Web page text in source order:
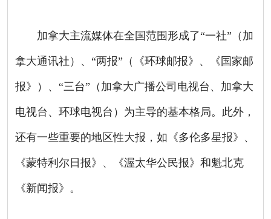
加拿大主流媒体在全国范围形成了“一社”（加
拿大通讯社）、“两报”（《环球邮报》、《国家邮
报》）、“三台”（加拿大广播公司电视台、加拿大
电视台、环球电视台）为主导的基本格局。此外，
还有一些重要的地区性大报，如《多伦多星报》、
《蒙特利尔日报》、《渥太华公民报》和魁北克
《新闻报》。